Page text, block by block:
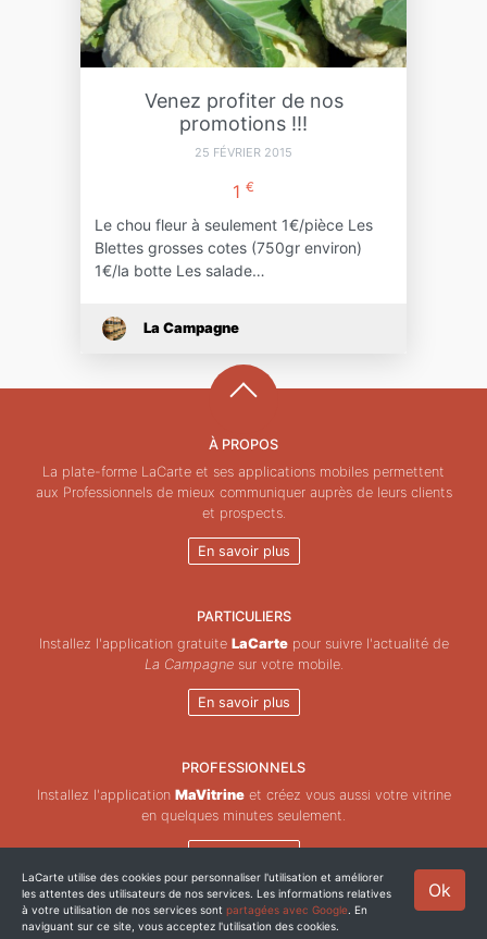
Venez profiter de nos
promotions !!!
25 FÉVRIER 2015
1 €
Le chou fleur à seulement 1€/pièce Les
Blettes grosses cotes (750gr environ)
1€/la botte Les salade…
La Campagne
À PROPOS
La plate-forme LaCarte et ses applications mobiles permettent
aux Professionnels de mieux communiquer auprès de leurs clients
et prospects.
En savoir plus
PARTICULIERS
Installez l'application gratuite LaCartepour suivre l'actualité de
La Campagnesur votre mobile.
En savoir plus
PROFESSIONNELS
Installez l'application MaVitrineet créez vous aussi votre vitrine
en quelques minutes seulement.
En savoir plus
Copyright © ZeMAP 2026 - Tous droits réservés. Ok
LaCarte utilise des cookies pour personnaliser l'utilisation et améliorer
les attentes des utilisateurs de nos services. Les informations relatives
à votre utilisation de nos services sont partagées avec Google . En
naviguant sur ce site, vous acceptez l'utilisation des cookies.